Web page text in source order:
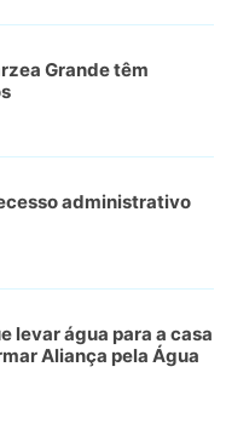
Grande têm
administrativo
levar água para a casa
Aliança pela Água